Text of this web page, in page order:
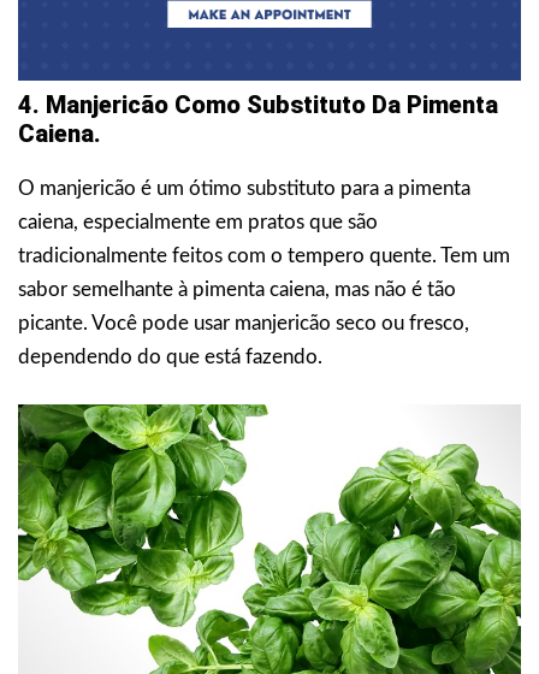
4. Manjericão Como Substituto Da Pimenta
Caiena.
O manjericão é um ótimo substituto para a pimenta
caiena, especialmente em pratos que são
tradicionalmente feitos com o tempero quente. Tem um
sabor semelhante à pimenta caiena, mas não é tão
picante. Você pode usar manjericão seco ou fresco,
dependendo do que está fazendo.